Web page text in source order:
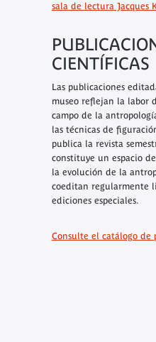
sala de lectura Jacques
CIENTÍFICAS
Las publicaciones
museo reflejan la labor
campo de la
las técnicas de
publica la revista
constituye un espacio
la evolución de la
coeditan regularmente
ediciones especiales.
Consulte el catálogo de